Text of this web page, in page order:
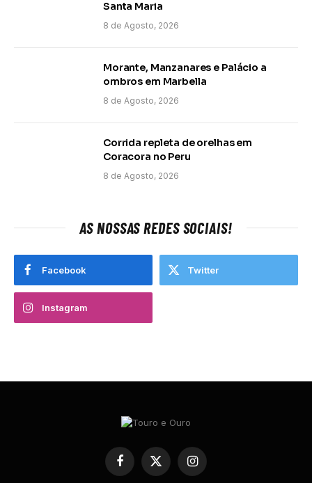
Santa Maria
8 de Agosto, 2026
Morante, Manzanares e Palácio a
ombros em Marbella
8 de Agosto, 2026
Corrida repleta de orelhas em
Coracora no Peru
8 de Agosto, 2026
AS NOSSAS REDES SOCIAIS!
Facebook Twitter
Instagram
Facebook
X
(Twitter)
Instagram